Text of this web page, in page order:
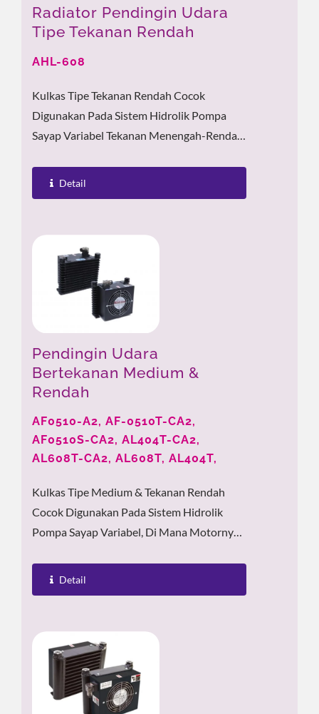
Radiator Pendingin Udara
Tipe Tekanan Rendah
AHL-608
Kulkas Tipe Tekanan Rendah Cocok
Digunakan Pada Sistem Hidrolik Pompa
Sayap Variabel Tekanan Menengah-Rendah,
Detail
Pendingin Udara
Bertekanan Medium &
Rendah
AF0510-A2, AF-0510T-CA2,
AF0510S-CA2, AL404T-CA2,
AL608T-CA2, AL608T, AL404T,
Kulkas Tipe Medium & Tekanan Rendah
Cocok Digunakan Pada Sistem Hidrolik
Pompa Sayap Variabel, Di Mana Motornya
Detail